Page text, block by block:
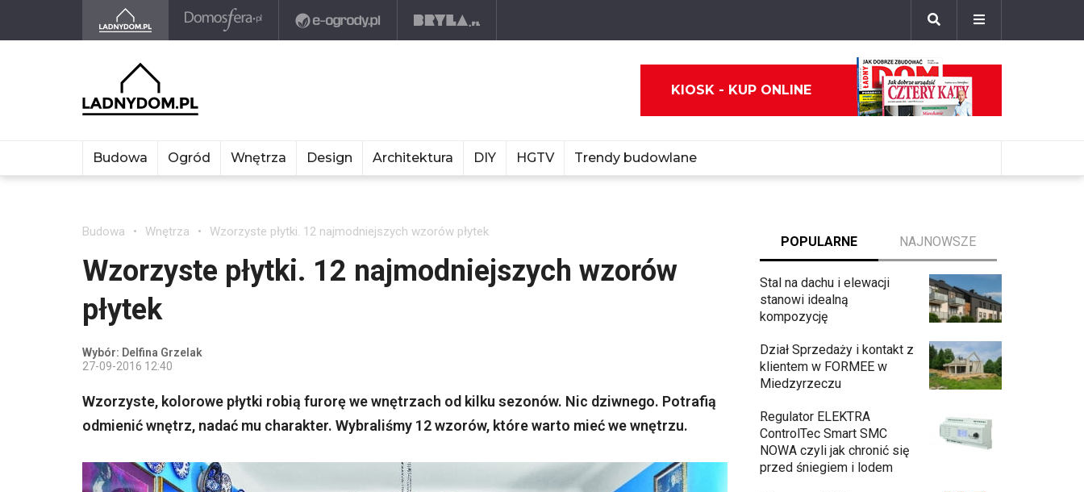
KIOSK - KUP ONLINE
Budowa Ogród Wnętrza Design Architektura DIY HGTV Trendy budowlane
Budowa Wnętrza Wzorzyste płytki. 12 najmodniejszych wzorów płytek
Wzorzyste płytki. 12 najmodniejszych wzorów
płytek
Wybór: Delfina Grzelak
27-09-2016 12:40
Wzorzyste, kolorowe płytki robią furorę we wnętrzach od kilku sezonów. Nic dziwnego. Potrafią
odmienić wnętrz, nadać mu charakter. Wybraliśmy 12 wzorów, które warto mieć we wnętrzu.
POPULARNE NAJNOWSZE
Stal na dachu i elewacji
stanowi idealną
kompozycję
Dział Sprzedaży i kontakt z
klientem w FORMEE w
Miedzyrzeczu
Regulator ELEKTRA
ControlTec Smart SMC
NOWA czyli jak chronić się
przed śniegiem i lodem